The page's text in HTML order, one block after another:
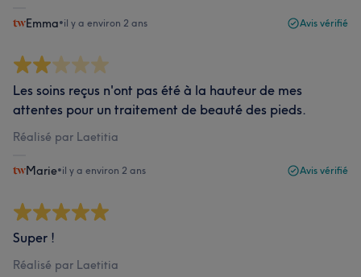
Emma•il y a environ 2 ans Avis vérifié
Les soins reçus n'ont pas été à la hauteur de mes
attentes pour un traitement de beauté des pieds.
Réalisé par Laetitia
Marie•il y a environ 2 ans Avis vérifié
Super !
Réalisé par Laetitia